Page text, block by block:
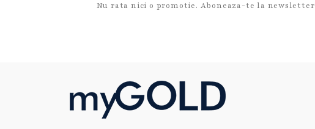
Nu rata nici o promotie. Aboneaza-te la newsletter